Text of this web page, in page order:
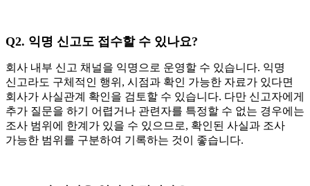
Q2. 익명 신고도 접수할 수 있나요?
회사 내부 신고 채널을 익명으로 운영할 수 있습니다. 익명
신고라도 구체적인 행위, 시점과 확인 가능한 자료가 있다면
회사가 사실관계 확인을 검토할 수 있습니다. 다만 신고자에게
추가 질문을 하기 어렵거나 관련자를 특정할 수 없는 경우에는
조사 범위에 한계가 있을 수 있으므로, 확인된 사실과 조사
가능한 범위를 구분하여 기록하는 것이 좋습니다.